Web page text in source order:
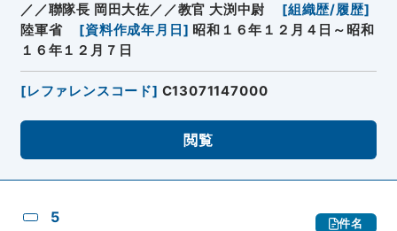
／／聯隊長 岡田大佐／／教官 大渕中尉
[組織歴/履歴]
陸軍省
[資料作成年月日 ] 昭和１６年１２月４日～昭和
１６年１２月７日
[レファレンスコード] C13071147000
閲覧
5 件名